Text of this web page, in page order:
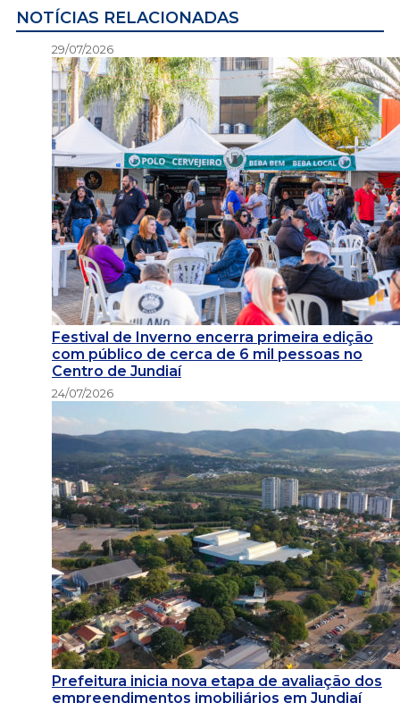
NOTÍCIAS RELACIONADAS
29/07/2026
Festival de Inverno encerra primeira edição
com público de cerca de 6 mil pessoas no
Centro de Jundiaí
24/07/2026
Prefeitura inicia nova etapa de avaliação dos
empreendimentos imobiliários em Jundiaí